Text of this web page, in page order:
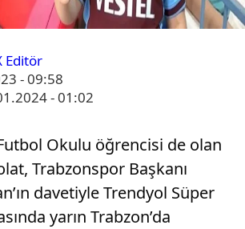
Editör
- 09:58
- 01:02
Okulu öğrencisi de olan
Trabzonspor Başkanı
davetiyle Trendyol Süper
yarın Trabzon’da